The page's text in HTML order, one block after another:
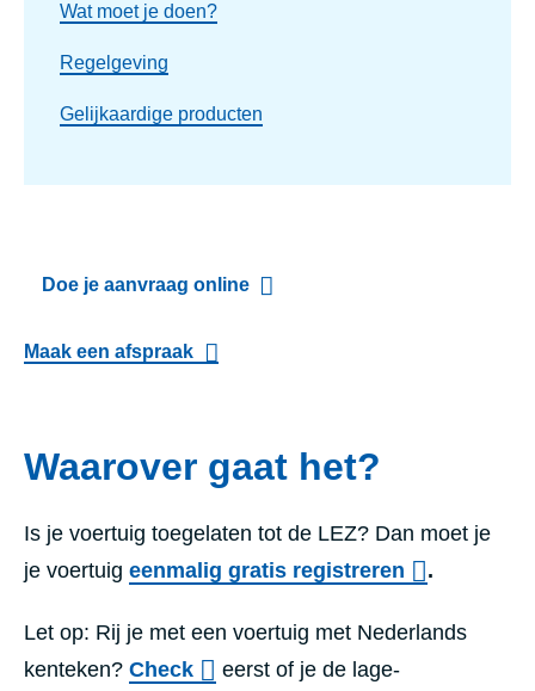
Wat moet je doen?
Regelgeving
Gelijkaardige producten
Doe je aanvraag online
Maak een afspraak
Waarover gaat het?
Is je voertuig toegelaten tot de LEZ? Dan moet je
je voertuig eenmalig gratis registreren .
Let op: Rij je met een voertuig met Nederlands
kenteken? Check
eerst of je de lage-